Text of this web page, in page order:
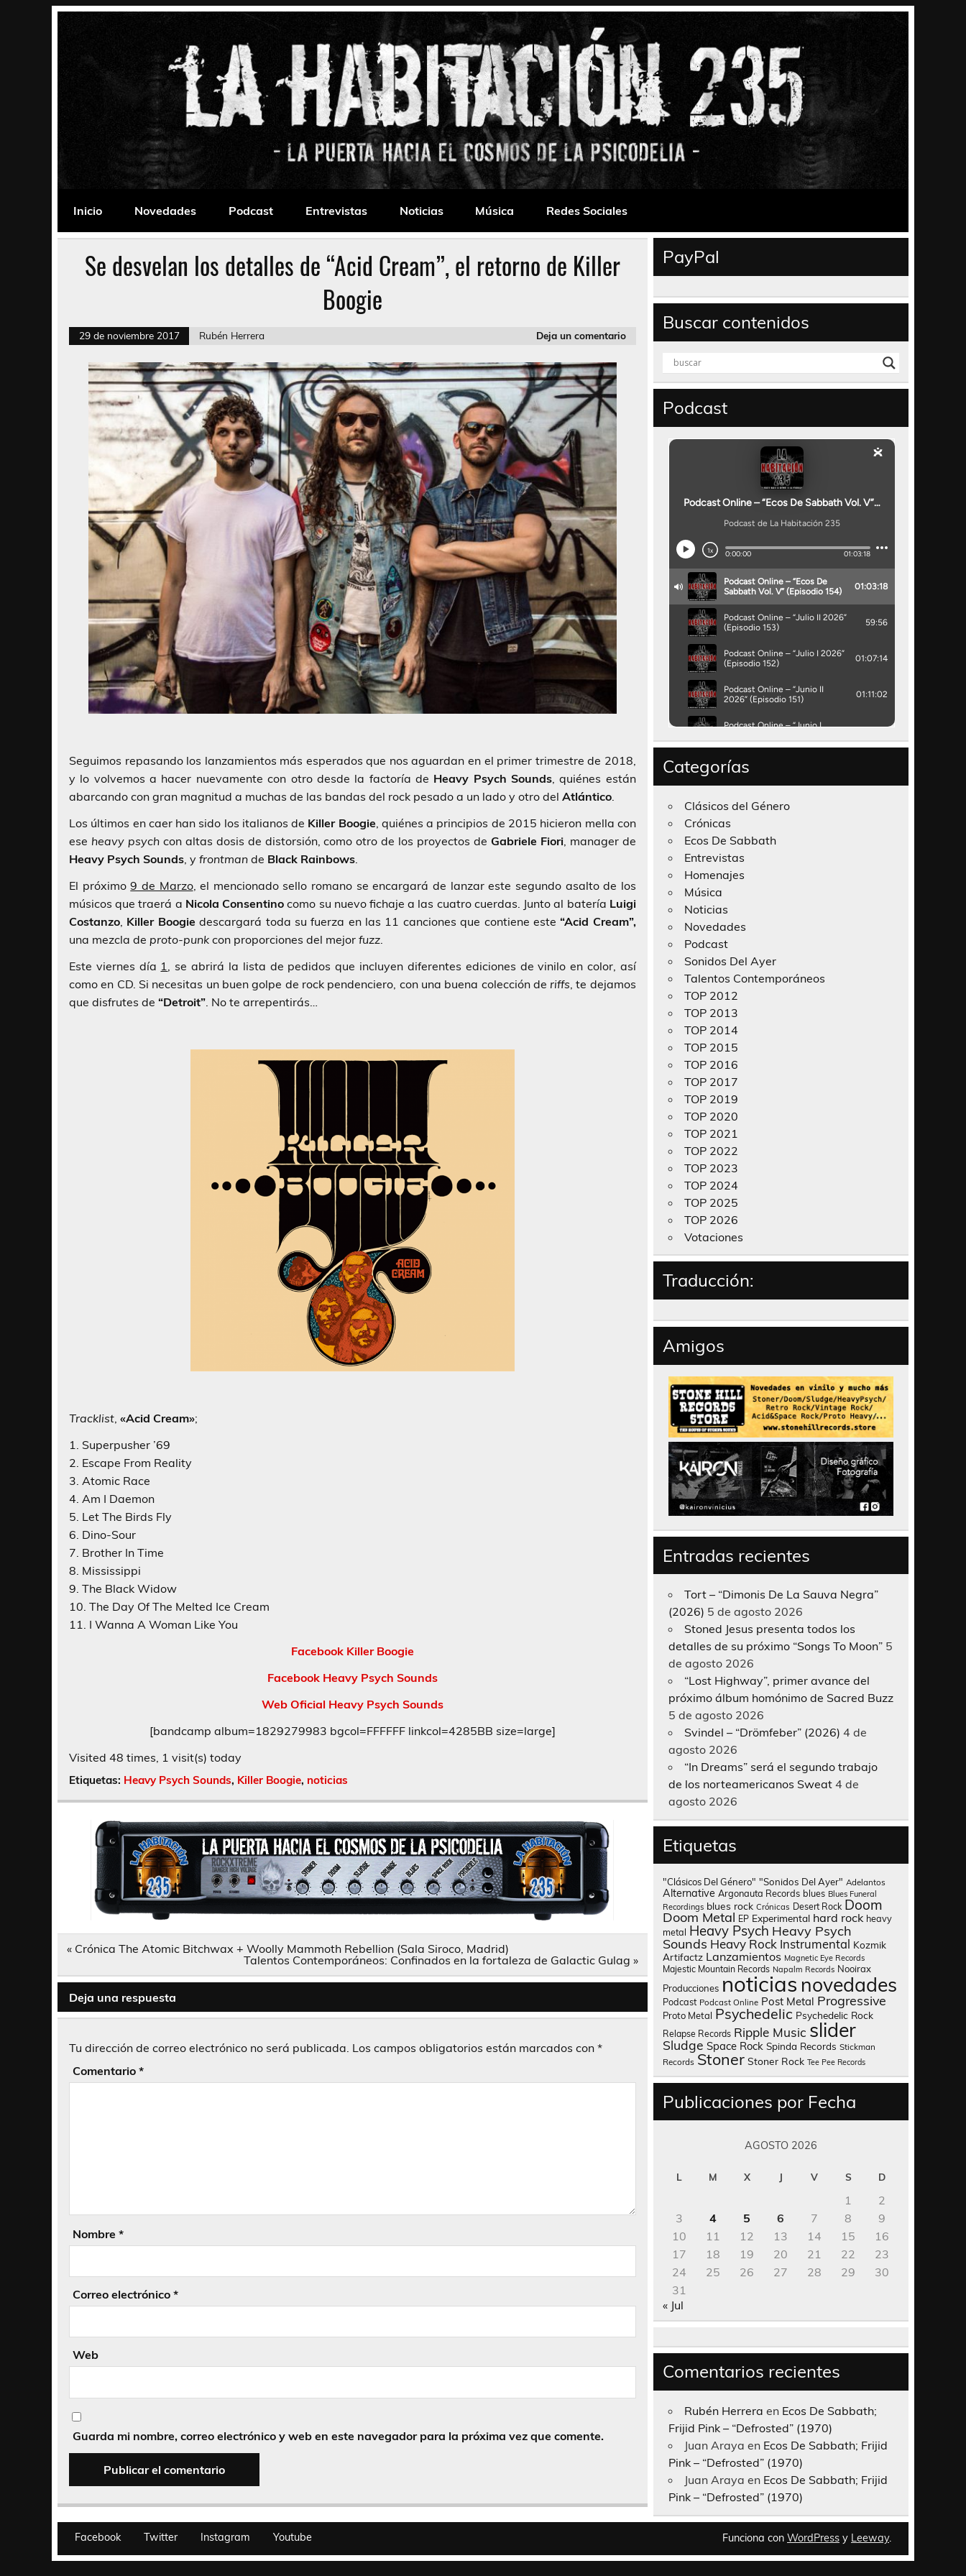
La Habitación 235
Inicio
Novedades Podcast Entrevistas Noticias Música Redes Sociales
Se desvelan los detalles de “Acid Cream”, el retorno de Killer
Boogie
29 de noviembre 2017 Rubén Herrera Deja un comentario
Seguimos repasando los lanzamientos más esperados que nos aguardan en el primer trimestre de 2018,
y lo volvemos a hacer nuevamente con otro desde la factoría de Heavy Psych Sounds, quiénes están
abarcando con gran magnitud a muchas de las bandas del rock pesado a un lado y otro del Atlántico.
Los últimos en caer han sido los italianos de Killer Boogie, quiénes a principios de 2015 hicieron mella con
ese heavy psychcon altas dosis de distorsión, como otro de los proyectos deGabriele Fiori, manager de
Heavy Psych Sounds, y frontman de Black Rainbows.
El próximo9 de Marzo, el mencionado sello romano se encargará de lanzar este segundo asalto de los
músicos que traerá a Nicola Consentino como su nuevo fichaje a las cuatro cuerdas. Junto al batería Luigi
Costanzo, Killer Boogie descargará toda su fuerza en las 11 canciones que contiene este“Acid Cream”,
una mezcla de proto-punk con proporciones del mejor fuzz.
Este viernes día 1, se abrirá la lista de pedidos que incluyen diferentes ediciones de vinilo en color, así
como en CD. Si necesitas un buen golpe de rock pendenciero, con una buena colección de riffs, te dejamos
que disfrutes de “Detroit”. No te arrepentirás…
Tracklist «Acid Cream»;
1. Superpusher ’69
2. Escape From Reality
3. Atomic Race
4. Am I Daemon
5. Let The Birds Fly
6. Dino-Sour
7. Brother In Time
8. Mississippi
9. The Black Widow
10. The Day Of The Melted Ice Cream
11. I Wanna A Woman Like You
Facebook Killer Boogie
Facebook Heavy Psych Sounds
Web Oficial Heavy Psych Sounds
[bandcamp album=1829279983 bgcol=FFFFFF linkcol=4285BB size=large]
Visited 48 times, 1 visit(s) today
Etiquetas: Heavy Psych Sounds, Killer Boogie, noticias
Navegación
« Crónica The Atomic Bitchwax + Woolly Mammoth Rebellion (Sala Siroco, Madrid)
Talentos Contemporáneos: Confinados en la fortaleza de Galactic Gulag »
Deja una respuesta
Tu dirección de correo electrónico no será publicada. Los campos obligatorios están marcados con *
Comentario *
Nombre *
Correo electrónico *
Web
Guarda mi nombre, correo electrónico y web en este navegador para la próxima vez que comente.
PayPal
Buscar contenidos
Podcast
Categorías
Clásicos del Género
Crónicas
Ecos De Sabbath
Entrevistas
Homenajes
Música
Noticias
Novedades
Podcast
Sonidos Del Ayer
Talentos Contemporáneos
TOP 2012
TOP 2013
TOP 2014
TOP 2015
TOP 2016
TOP 2017
TOP 2019
TOP 2020
TOP 2021
TOP 2022
TOP 2023
TOP 2024
TOP 2025
TOP 2026
Votaciones
Traducción:
Amigos
Entradas recientes
Tort – “Dimonis De La Sauva Negra”
(2026) 5 de agosto 2026
Stoned Jesus presenta todos los
detalles de su próximo “Songs To Moon” 5
de agosto 2026
“Lost Highway”, primer avance del
próximo álbum homónimo de Sacred Buzz
5 de agosto 2026
Svindel – “Drömfeber” (2026) 4 de
agosto 2026
“In Dreams” será el segundo trabajo
de los norteamericanos Sweat 4 de
agosto 2026
Etiquetas
"Clásicos Del Género" "Sonidos Del Ayer" Adelantos
Alternative Argonauta Records blues Blues Funeral
Recordings blues rock Crónicas Desert Rock Doom
Doom Metal EP Experimental hard rock heavy
metal Heavy Psych Heavy Psych
Sounds Heavy Rock Instrumental Kozmik
Artifactz Lanzamientos Magnetic Eye Records
Majestic Mountain Records Napalm Records Nooirax
Producciones noticias novedades
Podcast Podcast Online Post Metal Progressive
Proto Metal Psychedelic Psychedelic Rock
Relapse Records Ripple Music slider
Sludge Space Rock Spinda Records Stickman
Records Stoner Stoner Rock Tee Pee Records
Publicaciones por Fecha
AGOSTO 2026
L M X J V S D
1
2
3
4 5 6 7 8
9
10
11 12 13 14 15
16
17
18 19 20 21 22
23
24
25 26 27 28 29
30
31
« Jul
Comentarios recientes
Rubén Herrera en Ecos De Sabbath;
Frijid Pink – “Defrosted” (1970)
Juan Araya en Ecos De Sabbath; Frijid
Pink – “Defrosted” (1970)
Juan Araya en Ecos De Sabbath; Frijid
Pink – “Defrosted” (1970)
Facebook Twitter Instagram Youtube Funciona con WordPress y Leeway.